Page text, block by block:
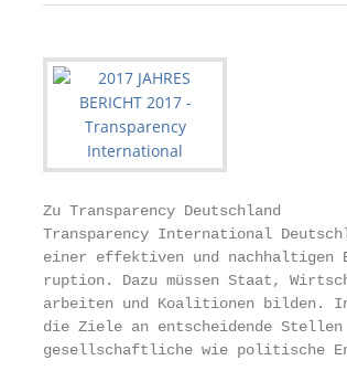
Zu Transparency Deutschland
Transparency International
einer effektiven und nachhaltigen
ruption. Dazu müssen Staat,
arbeiten und Koalitionen bilden. In
die Ziele an entscheidende
gesellschaftliche wie politische